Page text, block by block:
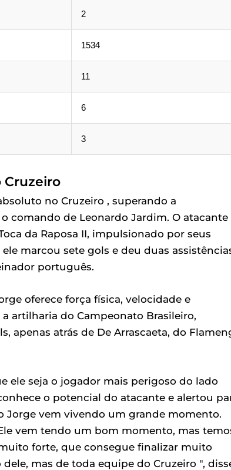
2
1534
11
6
3
Cruzeiro
no Cruzeiro , superando a
comando de Leonardo Jardim. O atacante
da Raposa II, impulsionado por seus
marcou sete gols e deu duas
português.
oferece força física, velocidade e
artilharia do Campeonato Brasileiro,
atrás de De Arrascaeta, do
ele seja o jogador mais perigoso do lado
o potencial do atacante e alertou
Jorge vem vivendo um grande momento.
vem tendo um bom momento, mas
forte, que consegue finalizar muito
mas de toda equipe do Cruzeiro ",